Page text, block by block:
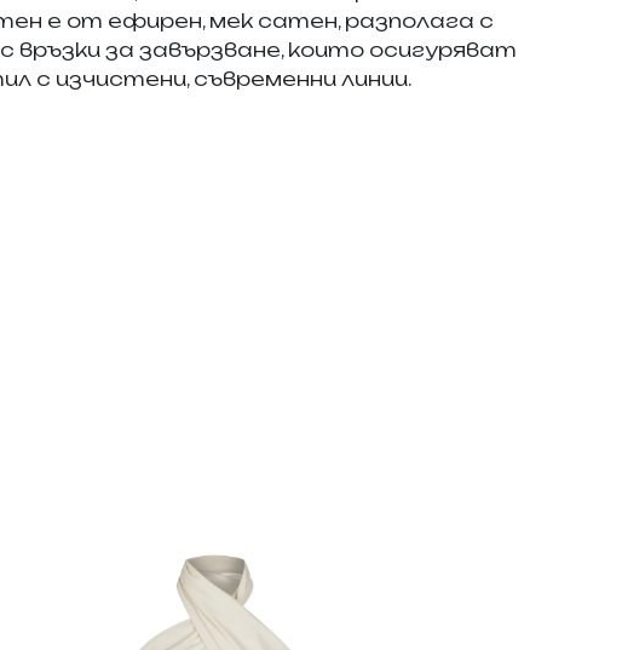
е от ефирен, мек сатен, разполага с
връзки за завързване, които осигуряват
с изчистени, съвременни линии.